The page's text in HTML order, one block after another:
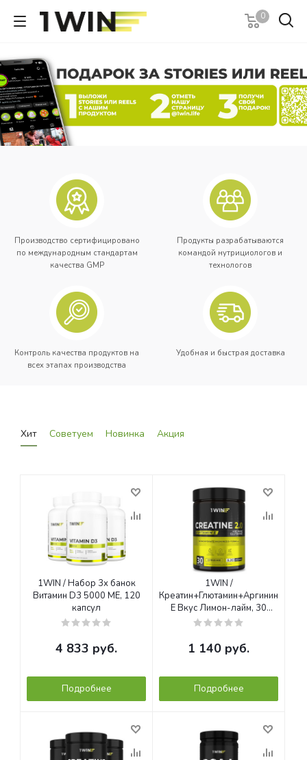
0
Производство сертифицировано
по международным стандартам
качества GMP
Продукты разрабатываются
командой нутрициологов и
технологов
Контроль качества продуктов на
всех этапах производства
Удобная и быстрая доставка
Хит Советуем Новинка Акция
1WIN / Набор 3х банок
Витамин D3 5000 ME, 120
капсул
4 833 руб.
Подробнее
1WIN /
Е Вкус Лимон-лайм, 30
порций, 200 г
1 140 руб.
Подробнее